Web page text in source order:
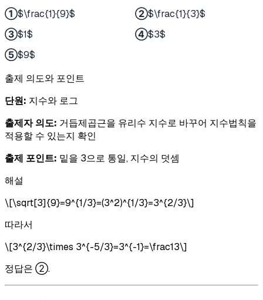
①$\frac{1}{9}$ ②$\frac{1}{3}$
③$1$ ④$3$
⑤$9$
출제 의도와 포인트
단원: 지수와 로그
출제자 의도: 거듭제곱근을 유리수 지수로 바꾸어 지수법칙을
적용할 수 있는지 확인
출제 포인트: 밑을 3으로 통일, 지수의 덧셈
해설
\[\sqrt[3]{9}=9^{1/3}=(3^2)^{1/3}=3^{2/3}\]
따라서
\[3^{2/3}\times 3^{-5/3}=3^{-1}=\frac13\]
정답은 ②.